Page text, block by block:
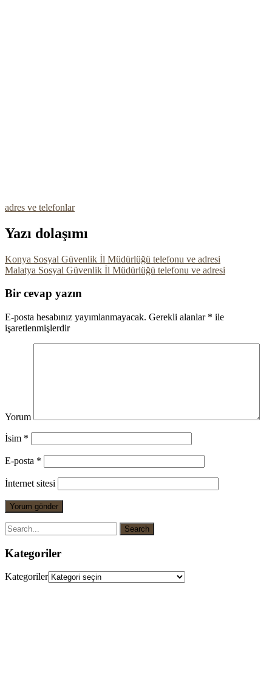
adres ve telefonlar
Yazı dolaşımı
Konya Sosyal Güvenlik İl Müdürlüğü telefonu ve adresi
Malatya Sosyal Güvenlik İl Müdürlüğü telefonu ve adresi
Bir cevap yazın
E-posta hesabınız yayımlanmayacak. Gerekli alanlar * ile
işaretlenmişlerdir
Yorum
İsim *
E-posta *
İnternet sitesi
Kategoriler
Kategoriler